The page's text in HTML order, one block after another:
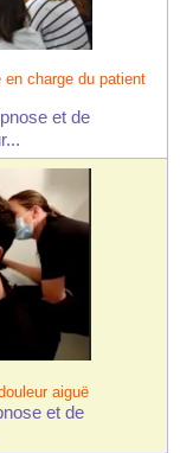
en charge du patient
et de
aiguë
et de